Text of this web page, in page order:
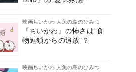
映画ちいかわ 人魚の島のひみつ
『ちいかわ』の怖さは“食
物連鎖からの追放”？
映画ちいかわ 人魚の島のひみつ